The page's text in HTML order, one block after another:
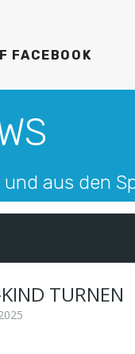
FACEBOOK
aus den
TURNEN